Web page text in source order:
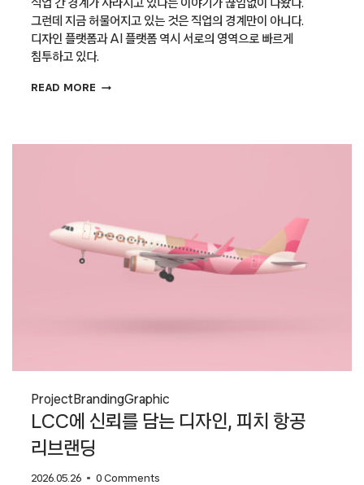
직업 간 경계가 사라지고 있다는 이야기가 끊임없이 나왔다.
그런데 지금 허물어지고 있는 것은 직업의 경계만이 아니다.
디자인 플랫폼과 AI 플랫폼 역시 서로의 영역으로 빠르게
침투하고 있다.
READ MORE 디자인과
허무는
ProjectBrandingGraphic
LCC에 신뢰를 담는 디자인, 피치 항공
리브랜딩
2026.05.26 0 Comments